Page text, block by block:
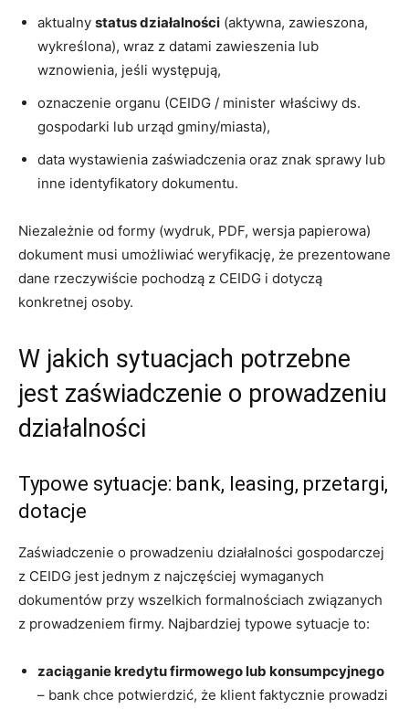
aktualny status działalności (aktywna, zawieszona,
wykreślona), wraz z datami zawieszenia lub
wznowienia, jeśli występują,
oznaczenie organu (CEIDG / minister właściwy ds.
gospodarki lub urząd gminy/miasta),
data wystawienia zaświadczenia oraz znak sprawy lub
inne identyfikatory dokumentu.
Niezależnie od formy (wydruk, PDF, wersja papierowa)
dokument musi umożliwiać weryfikację, że prezentowane
dane rzeczywiście pochodzą z CEIDG i dotyczą
konkretnej osoby.
W jakich sytuacjach potrzebne
jest zaświadczenie o prowadzeniu
działalności
Typowe sytuacje: bank, leasing, przetargi,
dotacje
Zaświadczenie o prowadzeniu działalności gospodarczej
z CEIDG jest jednym z najczęściej wymaganych
dokumentów przy wszelkich formalnościach związanych
z prowadzeniem firmy. Najbardziej typowe sytuacje to:
zaciąganie kredytu firmowego lub konsumpcyjnego
– bank chce potwierdzić, że klient faktycznie prowadzi